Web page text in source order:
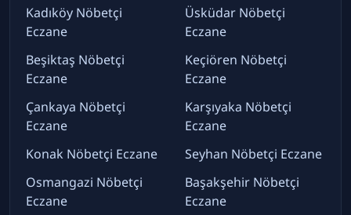
Kadıköy Nöbetçi
Eczane
Beşiktaş Nöbetçi
Eczane
Çankaya Nöbetçi
Eczane
Konak Nöbetçi Eczane
Osmangazi Nöbetçi
Eczane
Üsküdar Nöbetçi
Eczane
Keçiören Nöbetçi
Eczane
Karşıyaka Nöbetçi
Eczane
Seyhan Nöbetçi Eczane
Başakşehir Nöbetçi
Eczane